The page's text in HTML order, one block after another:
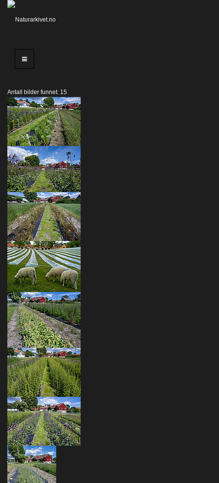
Antall bilder funnet: 15